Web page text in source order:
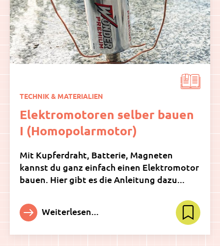
TECHNIK & MATERIALIEN
Elektromotoren selber bauen
I (Homopolarmotor)
Mit Kupferdraht, Batterie, Magneten
kannst du ganz einfach einen Elektromotor
bauen. Hier gibt es die Anleitung dazu...
Weiterlesen...